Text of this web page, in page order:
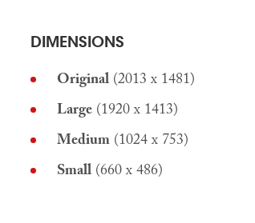
DIMENSIONS
Original (2013 x 1481)
Large (1920 x 1413)
Medium (1024 x 753)
Small (660 x 486)